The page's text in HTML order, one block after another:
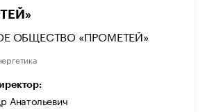
ОБЩЕСТВО «ПРОМЕТЕЙ»
Анатольевич